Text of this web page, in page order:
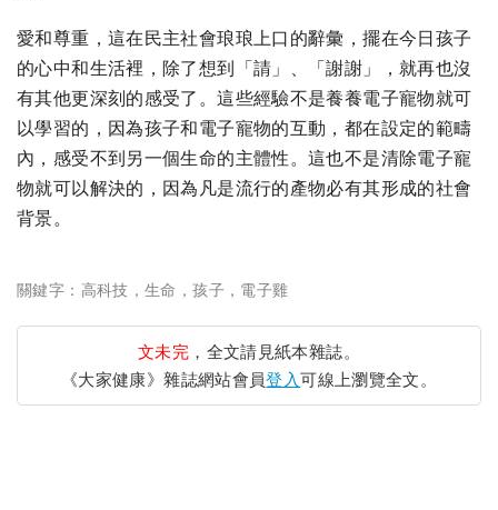
愛和尊重，這在民主社會琅琅上口的辭彙，擺在今日孩子
的心中和生活裡，除了想到「請」、「謝謝」，就再也沒
有其他更深刻的感受了。這些經驗不是養養電子寵物就可
以學習的，因為孩子和電子寵物的互動，都在設定的範疇
內，感受不到另一個生命的主體性。這也不是清除電子寵
物就可以解決的，因為凡是流行的產物必有其形成的社會
背景。
關鍵字： ​高科技，生命，孩子，電子雞
文未完 ，全文請見紙本雜誌。
《大家健康》雜誌網站會員登入可線上瀏覽全文。